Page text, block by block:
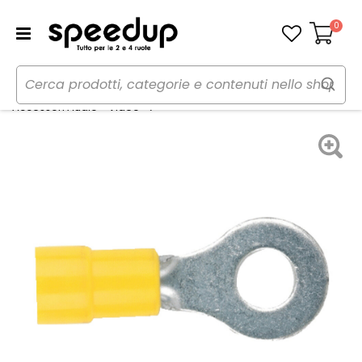
Carrello
0
Home Auto
Audio elettronica mobile
Accessori Audio - Video
Alimentazione Terminale cavo